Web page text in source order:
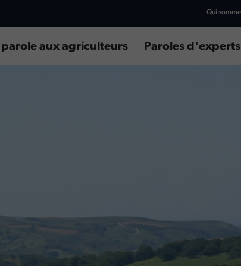
Qui
parole aux agriculteurs Paroles d'experts